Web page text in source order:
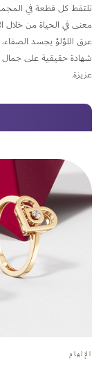
تلتقط كل قطعة في
معنى في الحياة من خلال
عرق اللؤلؤ يجسد
شهادة حقيقية على
عزيزة.
الإلهام